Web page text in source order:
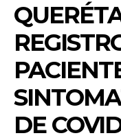
DE